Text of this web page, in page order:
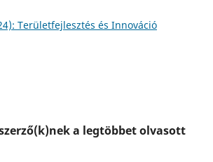
Területfejlesztés és Innováció
a legtöbbet olvasott